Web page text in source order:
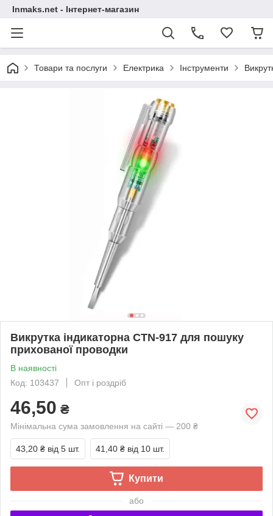
Inmaks.net - Інтернет-магазин
Товари та послуги Електрика Інструменти
Викрутка індикаторна CTN-917 для пошуку
прихованої проводки
В наявності
Код: 103437
Опт і роздріб
46,50 ₴
Мінімальна сума замовлення на сайті — 200 ₴
43,20 ₴ від 5 шт. 41,40 ₴ від 10 шт.
Купити
або